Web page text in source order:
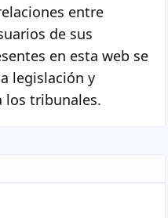
entre
de sus
en esta web se
legislación y
los tribunales.